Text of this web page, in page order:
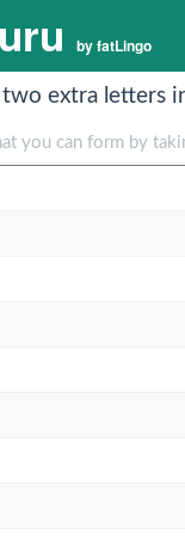
by fatLingo
extra letters
you can form by